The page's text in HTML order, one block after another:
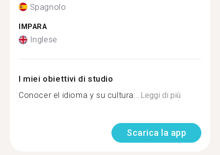
Spagnolo
IMPARA
Inglese
I miei obiettivi di studio
Conocer el idioma y su cultura...Leggi di più
Scarica la app